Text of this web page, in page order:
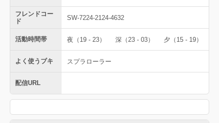
フレンドコー
ド
SW-7224-2124-4632
活動時間帯 夜（19 - 23） 深（23 - 03） 夕（15 - 19）
よく使うブキ スプラローラー
配信URL